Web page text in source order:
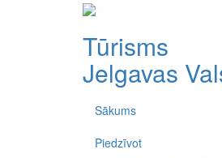
Tūrisms
Jelgavas
Sākums
Piedzīvot